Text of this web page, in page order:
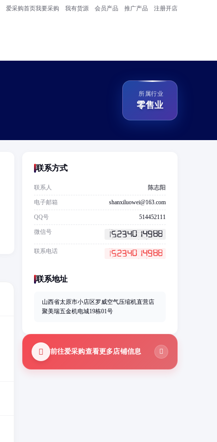
爱采购首页我要采购 我有货源 会员产品 推广产品 注册开店
所属行业
零售业
联系方式
联系人 陈志阳
电子邮箱 shanxiluowei@163.com
QQ号 514452111
微信号
联系电话
联系地址
山西省太原市小店区罗威空气压缩机直营店
聚美瑞五金机电城19栋01号
前往爱采购查看更多店铺信息